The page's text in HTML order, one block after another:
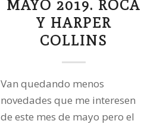
MAYO 2019. ROCA
Y HARPER
COLLINS
Van quedando menos
novedades que me interesen
de este mes de mayo pero el